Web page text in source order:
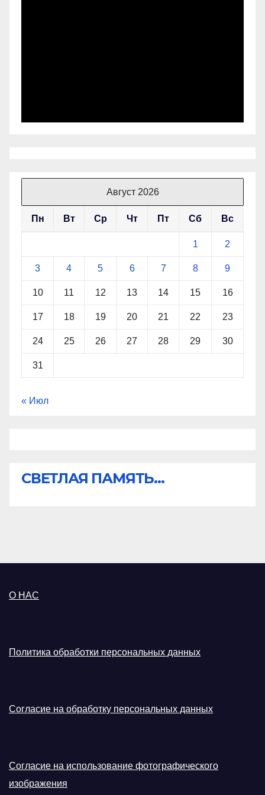
Август 2026
Пн Вт Ср Чт Пт Сб Вс
1 2
3 4 5 6 7 8 9
10 11 12 13 14 15 16
17 18 19 20 21 22 23
24 25 26 27 28 29 30
31
« Июл
СВЕТЛАЯ ПАМЯТЬ...
О НАС
Политика обработки персональных данных
Согласие на обработку персональных данных
Согласие на использование фотографического
изображения